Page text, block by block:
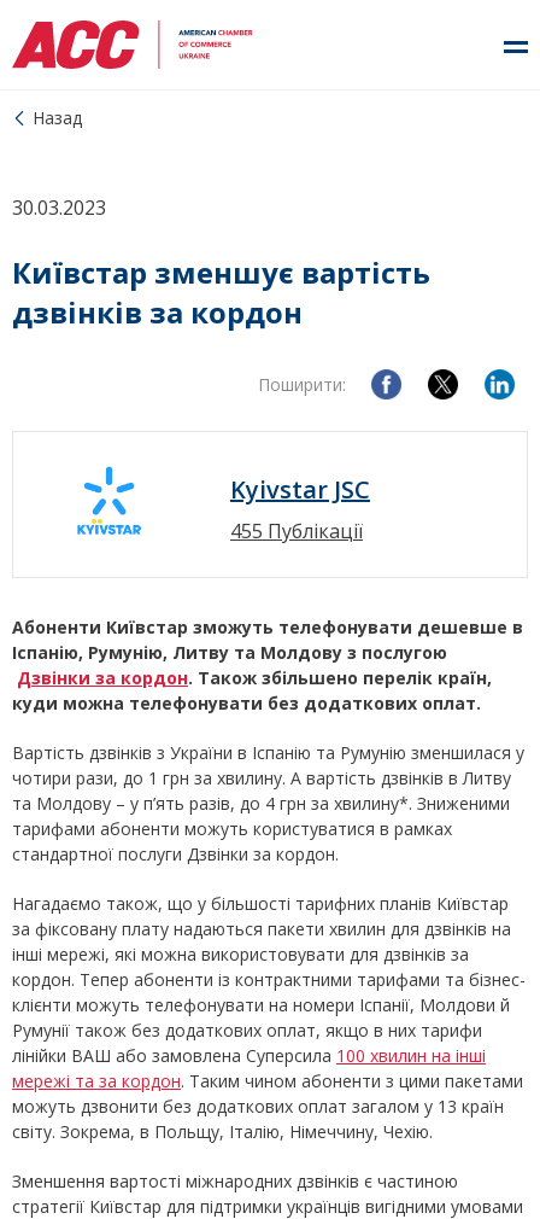
Назад
30.03.2023
Київстар зменшує вартість
дзвінків за кордон
Поширити:
Kyivstar JSC
455 Публікації
Абоненти Київстар зможуть телефонувати дешевше в
Іспанію, Румунію, Литву та Молдову з послугою
Дзвінки за кордон. Також збільшено перелік країн,
куди можна телефонувати без додаткових оплат.
Вартість дзвінків з України в Іспанію та Румунію зменшилася у
чотири рази, до 1 грн за хвилину. А вартість дзвінків в Литву
та Молдову – у п’ять разів, до 4 грн за хвилину*. Зниженими
тарифами абоненти можуть користуватися в рамках
стандартної послуги Дзвінки за кордон.
Нагадаємо також, що у більшості тарифних планів Київстар
за фіксовану плату надаються пакети хвилин для дзвінків на
інші мережі, які можна використовувати для дзвінків за
кордон. Тепер абоненти із контрактними тарифами та бізнес-
клієнти можуть телефонувати на номери Іспанії, Молдови й
Румунії також без додаткових оплат, якщо в них тарифи
лінійки ВАШ або замовлена Суперсила 100 хвилин на інші
мережі та за кордон. Таким чином абоненти з цими пакетами
можуть дзвонити без додаткових оплат загалом у 13 країн
світу. Зокрема, в Польщу, Італію, Німеччину, Чехію.
Зменшення вартості міжнародних дзвінків є частиною
стратегії Київстар для підтримки українців вигідними умовами